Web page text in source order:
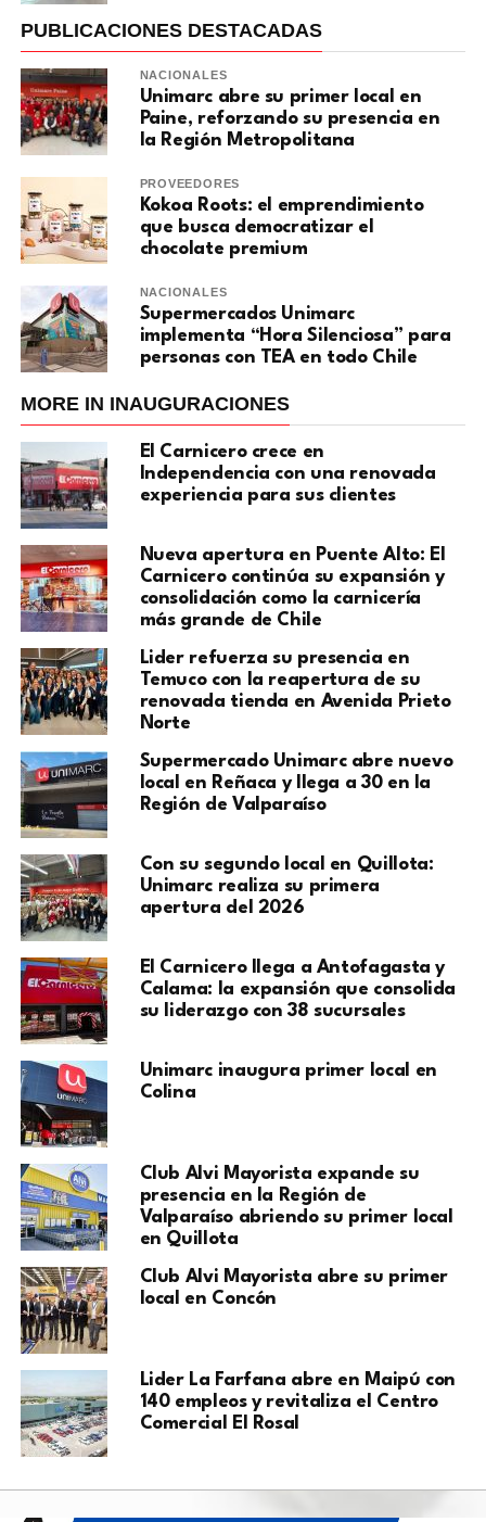
PUBLICACIONES DESTACADAS
NACIONALES
Unimarc abre su primer local en
Paine, reforzando su presencia en
la Región Metropolitana
PROVEEDORES
Kokoa Roots: el emprendimiento
que busca democratizar el
chocolate premium
NACIONALES
Supermercados Unimarc
implementa “Hora Silenciosa” para
personas con TEA en todo Chile
MORE IN INAUGURACIONES
El Carnicero crece en
Independencia con una renovada
experiencia para sus clientes
Nueva apertura en Puente Alto: El
Carnicero continúa su expansión y
consolidación como la carnicería
más grande de Chile
Lider refuerza su presencia en
Temuco con la reapertura de su
renovada tienda en Avenida Prieto
Norte
Supermercado Unimarc abre nuevo
local en Reñaca y llega a 30 en la
Región de Valparaíso
Con su segundo local en Quillota:
Unimarc realiza su primera
apertura del 2026
El Carnicero llega a Antofagasta y
Calama: la expansión que consolida
su liderazgo con 38 sucursales
Unimarc inaugura primer local en
Colina
Club Alvi Mayorista expande su
presencia en la Región de
Valparaíso abriendo su primer local
en Quillota
Club Alvi Mayorista abre su primer
local en Concón
Lider La Farfana abre en Maipú con
140 empleos y revitaliza el Centro
Comercial El Rosal